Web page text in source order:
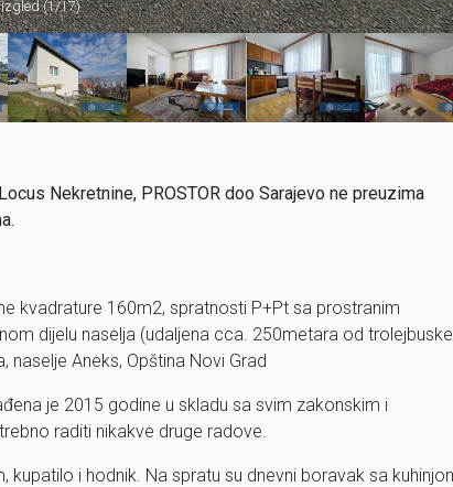
(1/17)
Nekretnine, PROSTOR doo Sarajevo ne preuzima
kvadrature 160m2, spratnosti P+Pt sa prostranim
dijelu naselja (udaljena cca. 250metara od trolejbuske
naselje Aneks, Opština Novi Grad
je 2015 godine u skladu sa svim zakonskim i
raditi nikakve druge radove.
i hodnik. Na spratu su dnevni boravak sa